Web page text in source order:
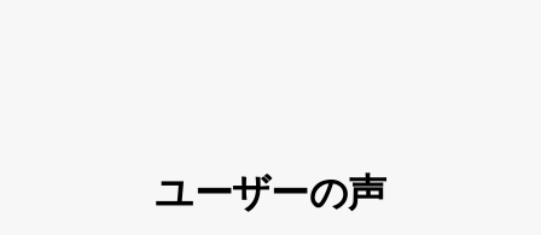
ユーザーの声